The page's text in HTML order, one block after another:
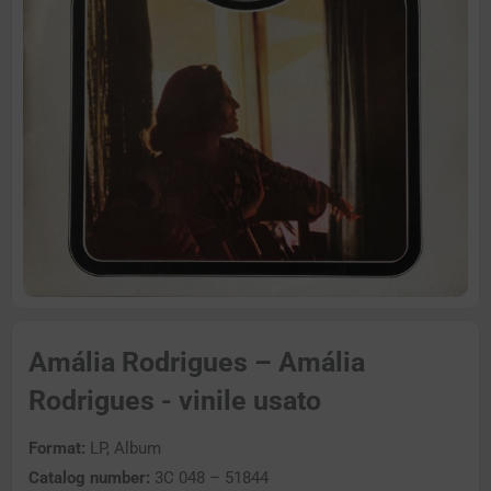
Amália Rodrigues – Amália
Rodrigues - vinile usato
Format: LP, Album
Catalog number: 3C 048 – 51844